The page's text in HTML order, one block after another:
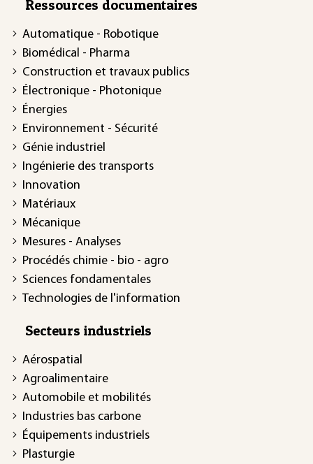
Ressources documentaires
Automatique - Robotique
Biomédical - Pharma
Construction et travaux publics
Électronique - Photonique
Énergies
Environnement - Sécurité
Génie industriel
Ingénierie des transports
Innovation
Matériaux
Mécanique
Mesures - Analyses
Procédés chimie - bio - agro
Sciences fondamentales
Technologies de l'information
Secteurs industriels
Aérospatial
Agroalimentaire
Automobile et mobilités
Industries bas carbone
Équipements industriels
Plasturgie